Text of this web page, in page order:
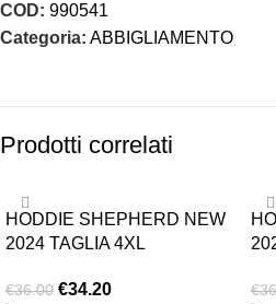
COD: 990541
Categoria: ABBIGLIAMENTO
Prodotti correlati
-5%
ESAURITO
HODDIE SHEPHERD NEW
2024 TAGLIA 4XL
€36.00 €34.20
-
€